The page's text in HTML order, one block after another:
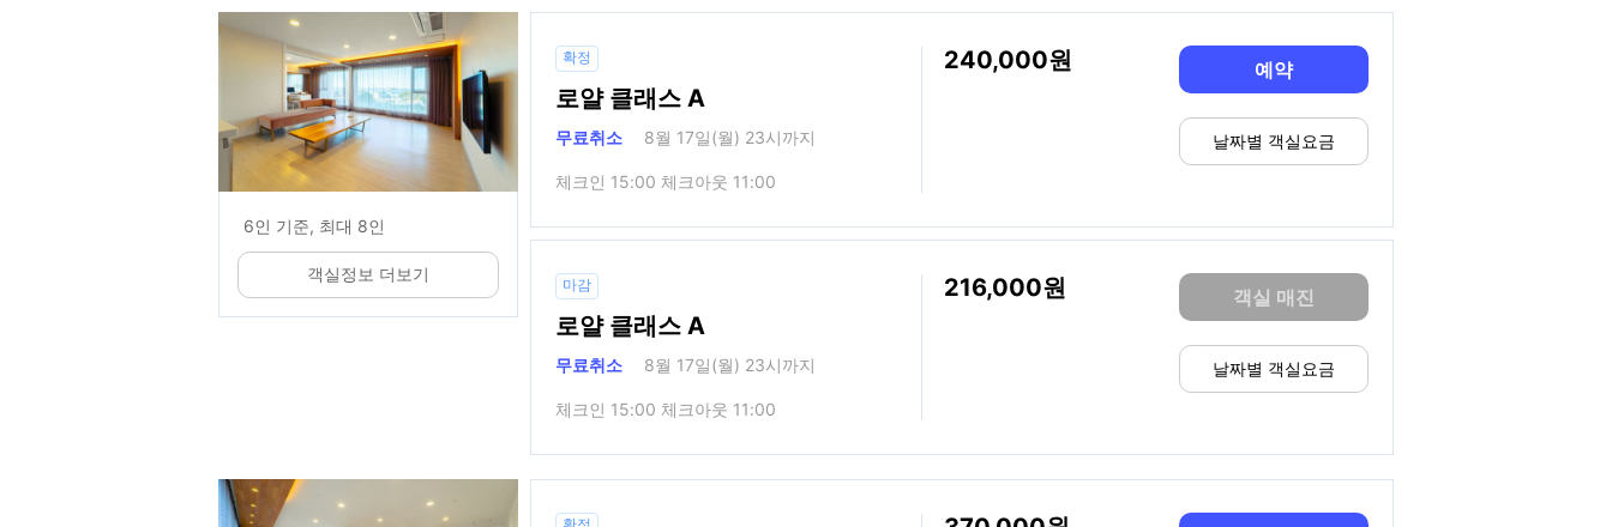
6인 기준, 최대 8인
객실정보 더보기
확정
로얄 클래스 A
무료취소 8월 17일(월) 23시까지
체크인 15:00 체크아웃 11:00
240,000 예약
날짜별 객실요금
마감
로얄 클래스 A
무료취소 8월 17일(월) 23시까지
체크인 15:00 체크아웃 11:00
216,000 객실 매진
날짜별 객실요금